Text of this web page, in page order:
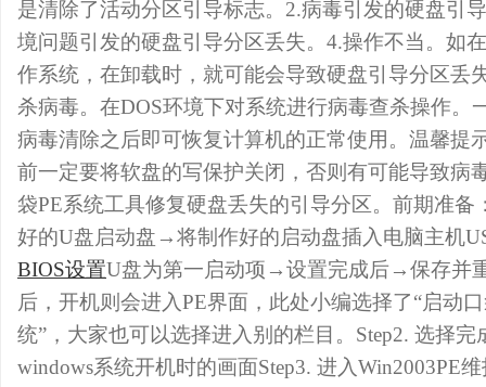
是清除了活动分区引导标志。2.病毒引发的硬盘引
境问题引发的硬盘引导分区丢失。4.操作不当。如
作系统，在卸载时，就可能会导致硬盘引导分区丢
杀病毒。在DOS环境下对系统进行病毒查杀操作。
病毒清除之后即可恢复计算机的正常使用。温馨提
前一定要将软盘的写保护关闭，否则有可能导致病
袋PE系统工具修复硬盘丢失的引导分区。前期准备
好的U盘启动盘→将制作好的启动盘插入电脑主机
BIOS设置U盘为第一启动项→设置完成后→保存并
后，开机则会进入PE界面，此处小编选择了“启动
统”，大家也可以选择进入别的栏目。Step2. 选择
windows系统开机时的画面Step3. 进入Win2003PE